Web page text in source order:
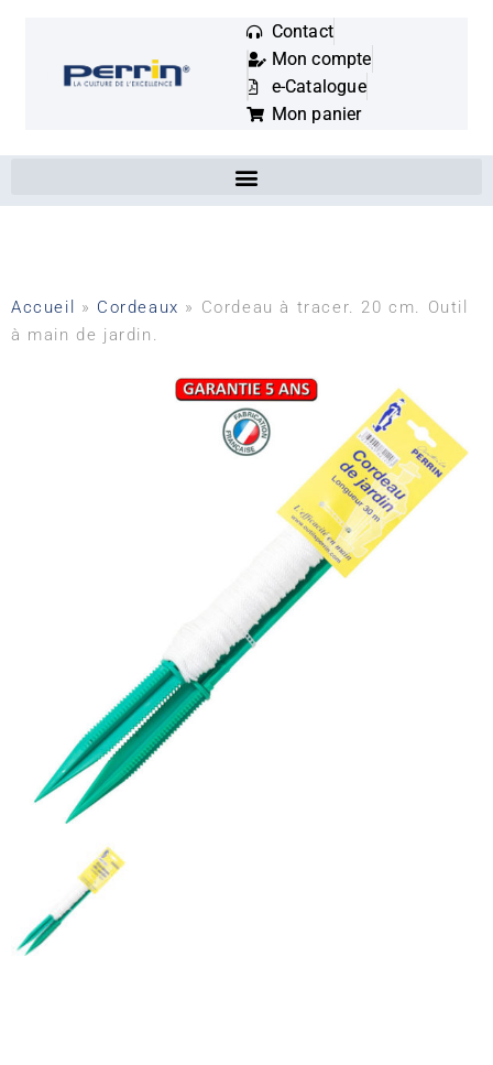
Mots
clés
:
Contact
Mon compte
e-Catalogue
Mon panier
Accueil » Cordeaux » Cordeau à tracer. 20 cm. Outil
à main de jardin.